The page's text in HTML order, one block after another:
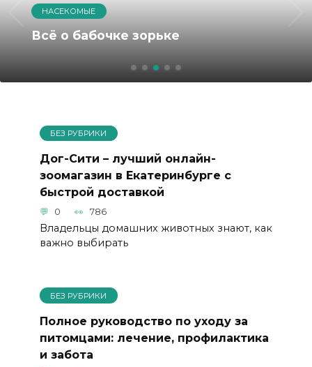
НАСЕКОМЫЕ
Всё о бабочке зорьке
БЕЗ РУБРИКИ
Дог-Сити – лучший онлайн-
зоомагазин в Екатеринбурге с
быстрой доставкой
0 786
Владельцы домашних животных знают, как
важно выбирать
БЕЗ РУБРИКИ
Полное руководство по уходу за
питомцами: лечение, профилактика
и забота